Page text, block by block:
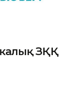
ЗҚҚ